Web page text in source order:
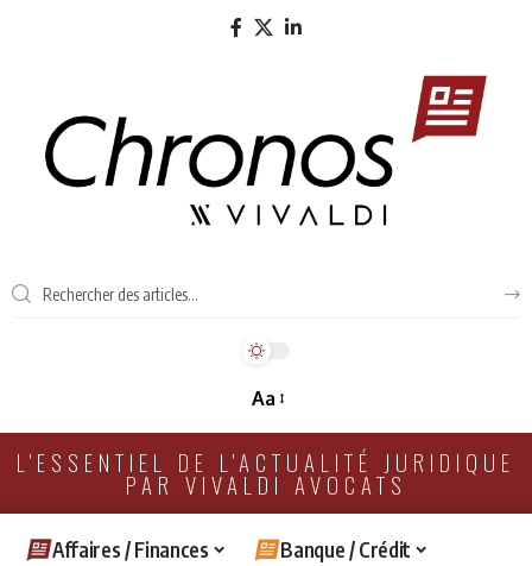
Aa
L'ESSENTIEL DE L'ACTUALITÉ JURIDIQUE
PAR VIVALDI AVOCATS
Affaires / Finances
Banque / Crédit